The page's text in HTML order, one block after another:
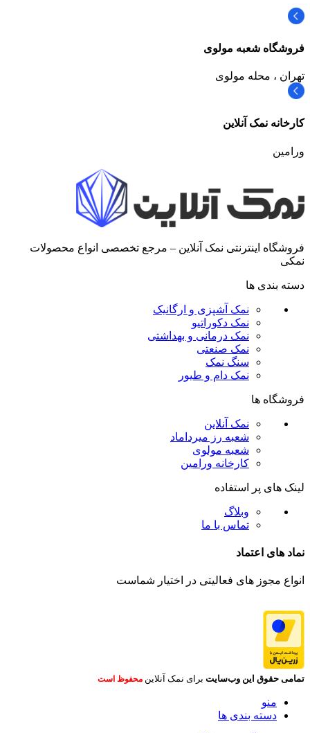
فروشگاه شعبه مولوی
تهران ، محله مولوی
کارخانه نمک آنلاین
ورامین
فروشگاه اینترنتی نمک آنلاین – مرجع تخصصی انواع محصولات
نمکی
دسته بندی ها
نمک آشپزی و ارگانیک
نمک دکوراتیو
نمک درمانی و بهداشتی
نمک صنعتی
سنگ نمک
نمک دام و طیور
فروشگاه ها
نمک آنلاین
شعبه رز میرداماد
شعبه مولوی
کارخانه ورامین
لینک های پر استفاده
وبلاگ
تماس با ما
نماد های اعتماد
انواع مجوز های فعالیتی در اختیار شماست
تمامی حقوق این وب‌سایت برای نمک آنلاین محفوظ است
منو
دسته بندی ها